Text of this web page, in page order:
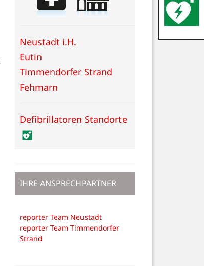
Neustadt i.H.
Eutin
Timmendorfer Strand
Fehmarn
Defibrillatoren Standorte
IHRE ANSPRECHPARTNER
reporter Team Neustadt
reporter Team Timmendorfer
Strand